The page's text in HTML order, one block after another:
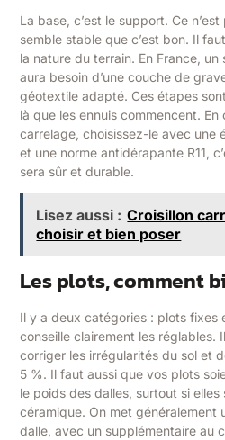
La base, c’est le support. Ce
semble stable que c’est bon. Il
la nature du terrain. En France, un
aura besoin d’une couche de
géotextile adapté. Ces étapes
là que les ennuis commencent.
carrelage, choisissez-le avec une
et une norme antidérapante R11,
sera sûr et durable.
Lisez aussi : Croisillon
choisir et bien poser
Les plots, comment
Il y a deux catégories : plots fixes
conseille clairement les réglables.
corriger les irrégularités du sol et
5 %. Il faut aussi que vos plots
le poids des dalles, surtout si elles
céramique. On met généralement
dalle, avec un supplémentaire au